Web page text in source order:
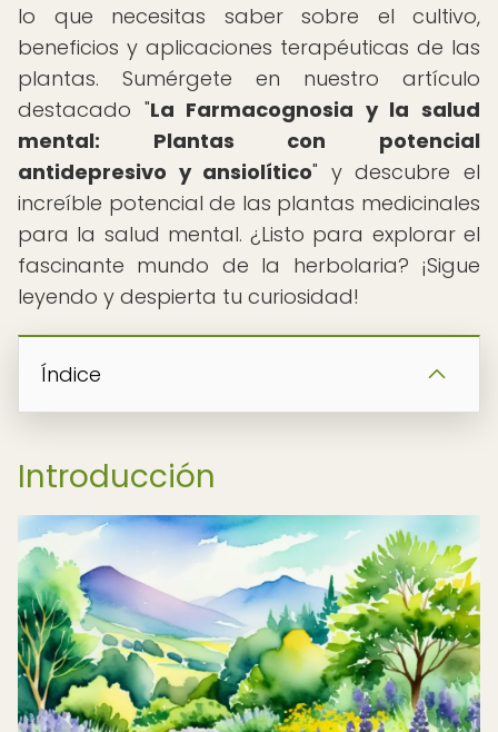
lo que necesitas saber sobre el cultivo,
beneficios y aplicaciones terapéuticas de las
plantas. Sumérgete en nuestro artículo
destacado "La Farmacognosia y la salud
mental: Plantas con potencial
antidepresivo y ansiolítico" y descubre el
increíble potencial de las plantas medicinales
para la salud mental. ¿Listo para explorar el
fascinante mundo de la herbolaria? ¡Sigue
leyendo y despierta tu curiosidad!
Índice
Introducción